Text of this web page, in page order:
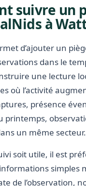
suivre un
à
d’ajouter un
dans le
une lecture
où l’activité
présence
printemps,
un même secteur.
soit utile, il est
simples
de l’observation,